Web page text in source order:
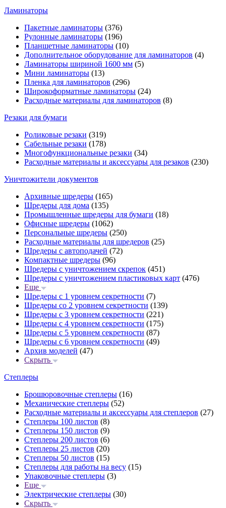
Ламинаторы
Пакетные ламинаторы (376)
Рулонные ламинаторы (196)
Планшетные ламинаторы (10)
Дополнительное оборудование для ламинаторов (4)
Ламинаторы шириной 1600 мм (5)
Мини ламинаторы (13)
Пленка для ламинаторов (296)
Широкоформатные ламинаторы (24)
Расходные материалы для ламинаторов (8)
Резаки для бумаги
Роликовые резаки (319)
Сабельные резаки (178)
Многофункциональные резаки (34)
Расходные материалы и аксессуары для резаков (230)
Уничтожители документов
Архивные шредеры (165)
Шредеры для дома (135)
Промышленные шредеры для бумаги (18)
Офисные шредеры (1062)
Персональные шредеры (250)
Расходные материалы для шредеров (25)
Шредеры с автоподачей (72)
Компактные шредеры (96)
Шредеры с уничтожением скрепок (451)
Шредеры с уничтожением пластиковых карт (476)
Еще
Шредеры с 1 уровнем секретности (7)
Шредеры со 2 уровнем секретности (139)
Шредеры с 3 уровнем секретности (221)
Шредеры с 4 уровнем секретности (175)
Шредеры с 5 уровнем секретности (87)
Шредеры с 6 уровнем секретности (49)
Архив моделей (47)
Скрыть
Степлеры
Брошюровочные степлеры (16)
Механические степлеры (52)
Расходные материалы и аксессуары для степлеров (27)
Степлеры 100 листов (8)
Степлеры 150 листов (9)
Степлеры 200 листов (6)
Степлеры 25 листов (20)
Степлеры 50 листов (15)
Степлеры для работы на весу (15)
Упаковочные степлеры (3)
Еще
Электрические степлеры (30)
Скрыть